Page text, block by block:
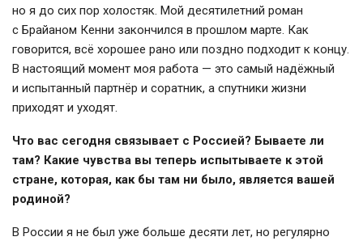
но я до сих пор холостяк. Мой десятилетний роман
с Брайаном Кенни закончился в прошлом марте. Как
говорится, всё хорошее рано или поздно подходит к концу.
В настоящий момент моя работа — это самый надёжный
и испытанный партнёр и соратник, а спутники жизни
приходят и уходят.
Что вас сегодня связывает с Россией? Бываете ли
там? Какие чувства вы теперь испытываете к этой
стране, которая, как бы там ни было, является вашей
родиной?
В России я не был уже больше десяти лет, но регулярно